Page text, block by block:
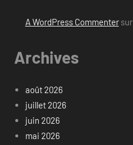
A WordPress Commentersur
Archives
août 2026
juillet 2026
juin 2026
mai 2026